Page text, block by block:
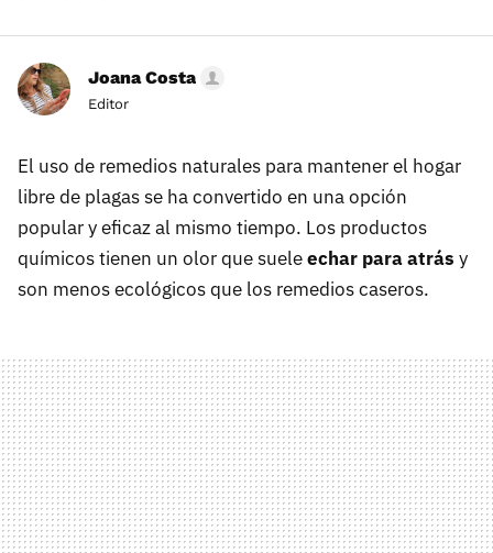
Joana Costa
Editor
El uso de remedios naturales para mantener el hogar
libre de plagas se ha convertido en una opción
popular y eficaz al mismo tiempo. Los productos
químicos tienen un olor que sueleechar para atrás y
son menos ecológicos que los remedios caseros.